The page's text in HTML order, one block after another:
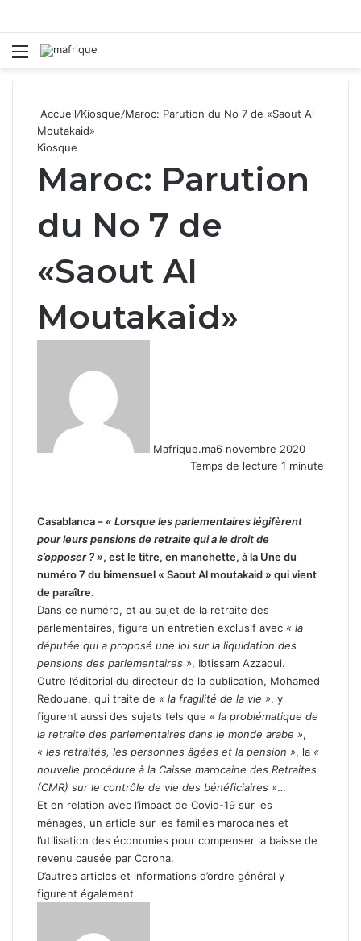
Menu
Accueil/Kiosque/Maroc: Parution du No 7 de «Saout Al
Moutakaid»
Kiosque
Maroc: Parution
du No 7 de
«Saout Al
Moutakaid»
Mafrique.ma6 novembre 2020
Temps de lecture 1 minute
Casablanca – « Lorsque les parlementaires légifèrent
pour leurs pensions de retraite qui a le droit de
s’opposer ? », est le titre, en manchette, à la Une du
numéro 7 du bimensuel « Saout Al moutakaid » qui vient
de paraître.
Dans ce numéro, et au sujet de la retraite des
parlementaires, figure un entretien exclusif avec « la
députée qui a proposé une loi sur la liquidation des
pensions des parlementaires », Ibtissam Azzaoui.
Outre l’éditorial du directeur de la publication, Mohamed
Redouane, qui traite de « la fragilité de la vie », y
figurent aussi des sujets tels que « la problématique de
la retraite des parlementaires dans le monde arabe »,
« les retraités, les personnes âgées et la pension », la «
nouvelle procédure à la Caisse marocaine des Retraites
(CMR) sur le contrôle de vie des bénéficiaires »…
Et en relation avec l’impact de Covid-19 sur les
ménages, un article sur les familles marocaines et
l’utilisation des économies pour compenser la baisse de
revenu causée par Corona.
D’autres articles et informations d’ordre général y
figurent également.